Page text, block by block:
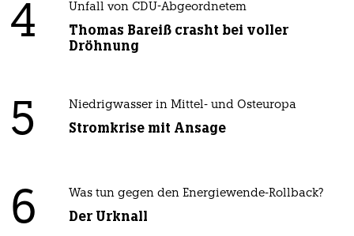
4 Unfall von CDU-Abgeordnetem
Thomas Bareiß crasht bei voller
Dröhnung
5 Niedrigwasser in Mittel- und Osteuropa
Stromkrise mit Ansage
6 Was tun gegen den Energiewende-Rollback?
Der Urknall